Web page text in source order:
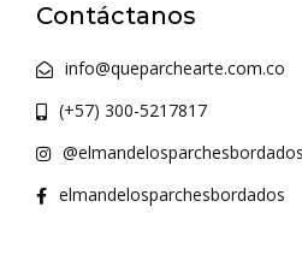
Contáctanos
info@queparchearte.com.co
(+57) 300-5217817
@elmandelosparchesbordados
elmandelosparchesbordados